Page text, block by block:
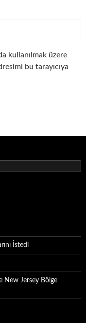
kullanılmak üzere
bu tarayıcıya
İstedi
New Jersey Bölge